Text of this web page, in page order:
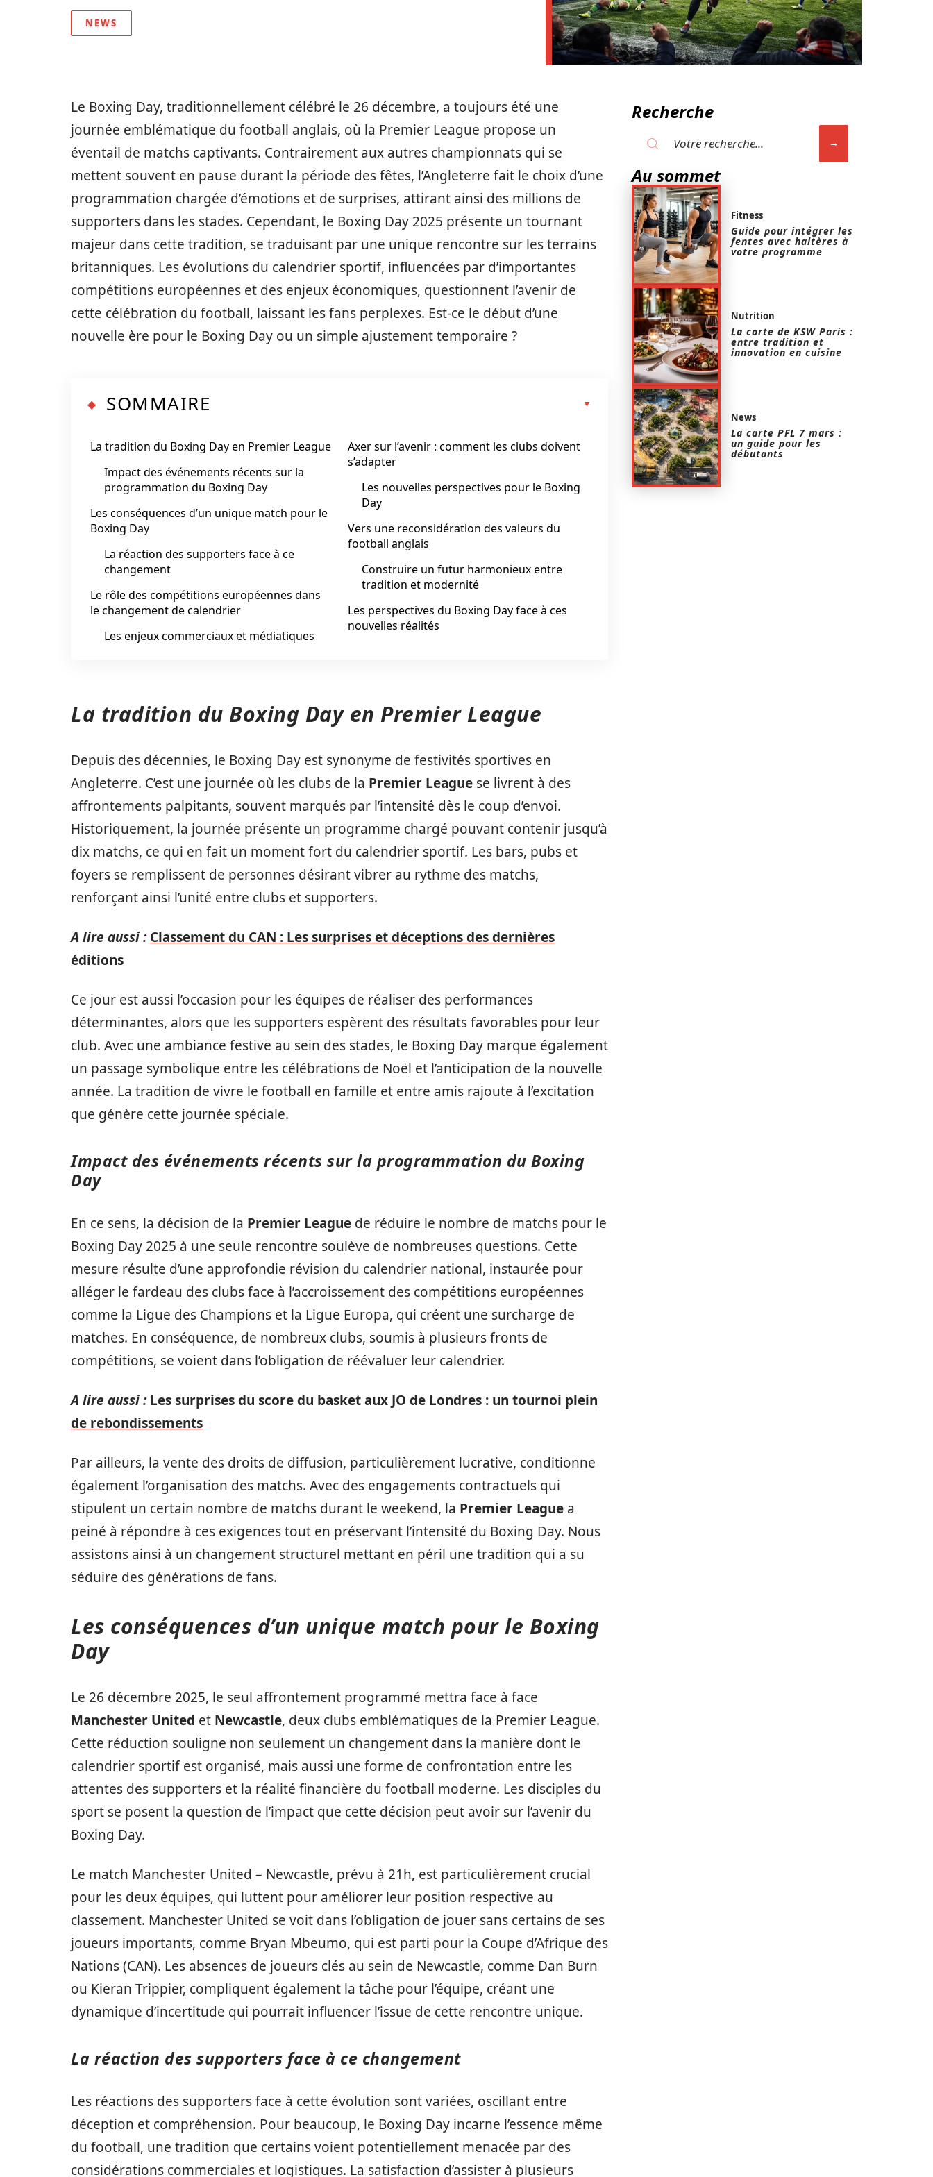
NEWS
Le Boxing Day, traditionnellement célébré le 26 décembre, a toujours été une
journée emblématique du football anglais, où la Premier League propose un
éventail de matchs captivants. Contrairement aux autres championnats qui se
mettent souvent en pause durant la période des fêtes, l’Angleterre fait le choix d’une
programmation chargée d’émotions et de surprises, attirant ainsi des millions de
supporters dans les stades. Cependant, le Boxing Day 2025 présente un tournant
majeur dans cette tradition, se traduisant par une unique rencontre sur les terrains
britanniques. Les évolutions du calendrier sportif, influencées par d’importantes
compétitions européennes et des enjeux économiques, questionnent l’avenir de
cette célébration du football, laissant les fans perplexes. Est-ce le début d’une
nouvelle ère pour le Boxing Day ou un simple ajustement temporaire ?
SOMMAIRE
La tradition du Boxing Day en Premier League
Impact des événements récents sur la
programmation du Boxing Day
Les conséquences d’un unique match pour le
Boxing Day
La réaction des supporters face à ce
changement
Le rôle des compétitions européennes dans
le changement de calendrier
Les enjeux commerciaux et médiatiques
Axer sur l’avenir : comment les clubs doivent
s’adapter
Les nouvelles perspectives pour le Boxing
Day
Vers une reconsidération des valeurs du
football anglais
Construire un futur harmonieux entre
tradition et modernité
Les perspectives du Boxing Day face à ces
nouvelles réalités
La tradition du Boxing Day en Premier League
Depuis des décennies, le Boxing Day est synonyme de festivités sportives en
Angleterre. C’est une journée où les clubs de la Premier League se livrent à des
affrontements palpitants, souvent marqués par l’intensité dès le coup d’envoi.
Historiquement, la journée présente un programme chargé pouvant contenir jusqu’à
dix matchs, ce qui en fait un moment fort du calendrier sportif. Les bars, pubs et
foyers se remplissent de personnes désirant vibrer au rythme des matchs,
renforçant ainsi l’unité entre clubs et supporters.
A lire aussi : Classement du CAN : Les surprises et déceptions des dernières
éditions
Ce jour est aussi l’occasion pour les équipes de réaliser des performances
déterminantes, alors que les supporters espèrent des résultats favorables pour leur
club. Avec une ambiance festive au sein des stades, le Boxing Day marque également
un passage symbolique entre les célébrations de Noël et l’anticipation de la nouvelle
année. La tradition de vivre le football en famille et entre amis rajoute à l’excitation
que génère cette journée spéciale.
Impact des événements récents sur la programmation du Boxing
Day
En ce sens, la décision de la Premier League de réduire le nombre de matchs pour le
Boxing Day 2025 à une seule rencontre soulève de nombreuses questions. Cette
mesure résulte d’une approfondie révision du calendrier national, instaurée pour
alléger le fardeau des clubs face à l’accroissement des compétitions européennes
comme la Ligue des Champions et la Ligue Europa, qui créent une surcharge de
matches. En conséquence, de nombreux clubs, soumis à plusieurs fronts de
compétitions, se voient dans l’obligation de réévaluer leur calendrier.
A lire aussi : Les surprises du score du basket aux JO de Londres : un tournoi plein
de rebondissements
Par ailleurs, la vente des droits de diffusion, particulièrement lucrative, conditionne
également l’organisation des matchs. Avec des engagements contractuels qui
stipulent un certain nombre de matchs durant le weekend, la Premier League a
peiné à répondre à ces exigences tout en préservant l’intensité du Boxing Day. Nous
assistons ainsi à un changement structurel mettant en péril une tradition qui a su
séduire des générations de fans.
Les conséquences d’un unique match pour le Boxing
Day
Le 26 décembre 2025, le seul affrontement programmé mettra face à face
Manchester United et Newcastle, deux clubs emblématiques de la Premier League.
Cette réduction souligne non seulement un changement dans la manière dont le
calendrier sportif est organisé, mais aussi une forme de confrontation entre les
attentes des supporters et la réalité financière du football moderne. Les disciples du
sport se posent la question de l’impact que cette décision peut avoir sur l’avenir du
Boxing Day.
Le match Manchester United – Newcastle, prévu à 21h, est particulièrement crucial
pour les deux équipes, qui luttent pour améliorer leur position respective au
classement. Manchester United se voit dans l’obligation de jouer sans certains de ses
joueurs importants, comme Bryan Mbeumo, qui est parti pour la Coupe d’Afrique des
Nations (CAN). Les absences de joueurs clés au sein de Newcastle, comme Dan Burn
ou Kieran Trippier, compliquent également la tâche pour l’équipe, créant une
dynamique d’incertitude qui pourrait influencer l’issue de cette rencontre unique.
La réaction des supporters face à ce changement
Les réactions des supporters face à cette évolution sont variées, oscillant entre
déception et compréhension. Pour beaucoup, le Boxing Day incarne l’essence même
du football, une tradition que certains voient potentiellement menacée par des
considérations commerciales et logistiques. La satisfaction d’assister à plusieurs
Recherche
Au sommet
Fitness
Guide pour intégrer les
fentes avec haltères à
votre programme
Nutrition
La carte de KSW Paris :
entre tradition et
innovation en cuisine
News
La carte PFL 7 mars :
un guide pour les
débutants